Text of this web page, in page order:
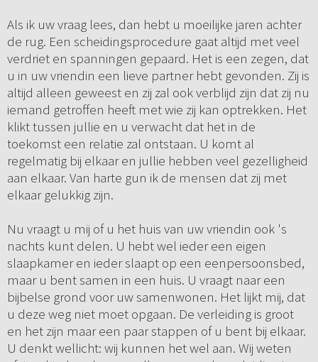
Als ik uw vraag lees, dan hebt u moeilijke jaren achter
de rug. Een scheidingsprocedure gaat altijd met veel
verdriet en spanningen gepaard. Het is een zegen, dat
u in uw vriendin een lieve partner hebt gevonden. Zij is
altijd alleen geweest en zij zal ook verblijd zijn dat zij nu
iemand getroffen heeft met wie zij kan optrekken. Het
klikt tussen jullie en u verwacht dat het in de
toekomst een relatie zal ontstaan. U komt al
regelmatig bij elkaar en jullie hebben veel gezelligheid
aan elkaar. Van harte gun ik de mensen dat zij met
elkaar gelukkig zijn.
Nu vraagt u mij of u het huis van uw vriendin ook 's
nachts kunt delen. U hebt wel ieder een eigen
slaapkamer en ieder slaapt op een eenpersoonsbed,
maar u bent samen in een huis. U vraagt naar een
bijbelse grond voor uw samenwonen. Het lijkt mij, dat
u deze weg niet moet opgaan. De verleiding is groot
en het zijn maar een paar stappen of u bent bij elkaar.
U denkt wellicht: wij kunnen het wel aan. Wij weten